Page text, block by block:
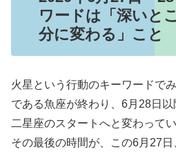
ワードは「深いと
分に変わる」こと
火星という行動のキーワードで
である魚座が終わり、6月28日
二星座のスタートへと変わってい
その最後の時間が、この6月27日